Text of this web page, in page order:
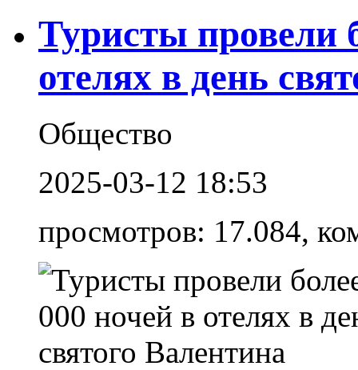
Туристы провели
отелях в день
Общество
2025-03-12 18:53
просмотров: 17.084,